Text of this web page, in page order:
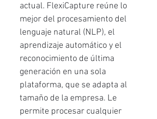
actual. FlexiCapture reúne lo
mejor del procesamiento del
lenguaje natural (NLP), el
aprendizaje automático y el
reconocimiento de última
generación en una sola
plataforma, que se adapta al
tamaño de la empresa. Le
permite procesar cualquier